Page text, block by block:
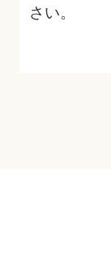
さい。